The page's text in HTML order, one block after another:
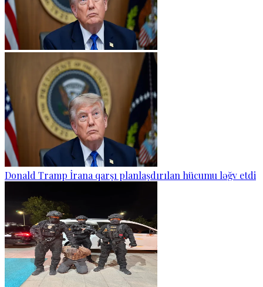
Donald Tramp İrana qarşı planlaşdırılan hücumu ləğv etdi